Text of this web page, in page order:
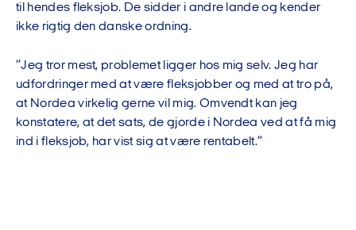
til hendes fleksjob. De sidder i andre lande og kender
ikke rigtig den danske ordning.
”Jeg tror mest, problemet ligger hos mig selv. Jeg har
udfordringer med at være fleksjobber og med at tro på,
at Nordea virkelig gerne vil mig. Omvendt kan jeg
konstatere, at det sats, de gjorde i Nordea ved at få mig
ind i fleksjob, har vist sig at være rentabelt.”